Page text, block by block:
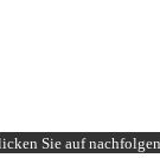
Sie auf